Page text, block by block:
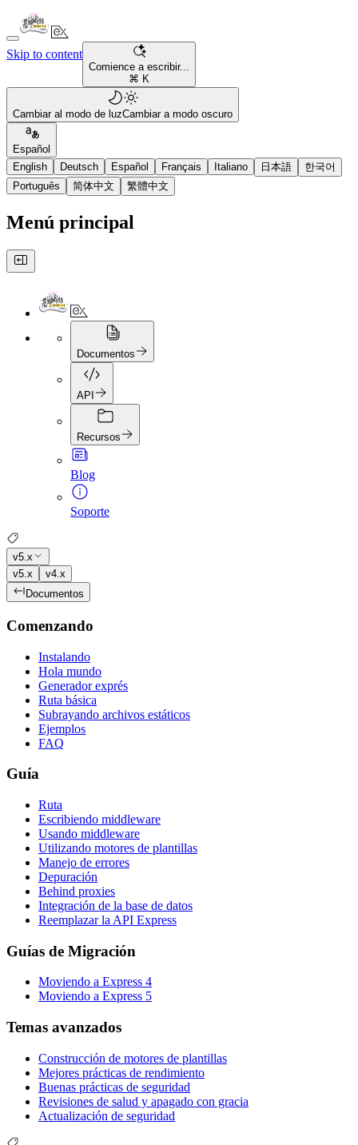
Skip to content
Comience a escribir...
⌘ K
Cambiar al modo de luzCambiar a modo oscuro
Español
English
Deutsch Español Français Italiano 日本語
한국어
Português
简体中文 繁體中文
Menú principal
Documentos
API
Recursos
Blog
Soporte
v5.x
v5.x
v4.x
Documentos
Comenzando
Instalando
Hola mundo
Generador exprés
Ruta básica
Subrayando archivos estáticos
Ejemplos
FAQ
Guía
Ruta
Escribiendo middleware
Usando middleware
Utilizando motores de plantillas
Manejo de errores
Depuración
Behind proxies
Integración de la base de datos
Reemplazar la API Express
Guías de Migración
Moviendo a Express 4
Moviendo a Express 5
Temas avanzados
Construcción de motores de plantillas
Mejores prácticas de rendimiento
Buenas prácticas de seguridad
Revisiones de salud y apagado con gracia
Actualización de seguridad